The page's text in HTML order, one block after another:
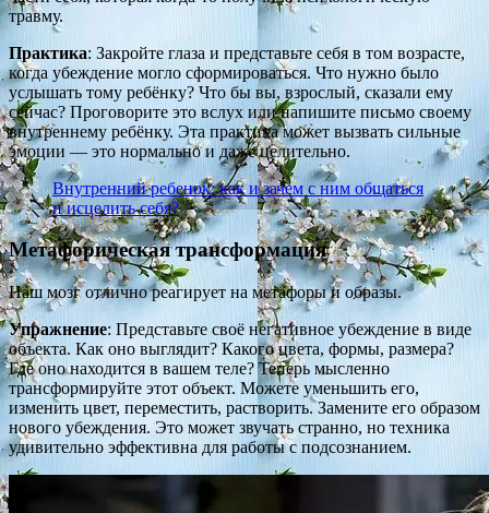
травму.
Практика: Закройте глаза и представьте себя в том возрасте,
когда убеждение могло сформироваться. Что нужно было
услышать тому ребёнку? Что бы вы, взрослый, сказали ему
сейчас? Проговорите это вслух или напишите письмо своему
внутреннему ребёнку. Эта практика может вызвать сильные
эмоции — это нормально и даже целительно.
Внутренний ребенок: как и зачем с ним общаться
и исцелить себя?
Метафорическая трансформация
Наш мозг отлично реагирует на метафоры и образы.
Упражнение: Представьте своё негативное убеждение в виде
объекта. Как оно выглядит? Какого цвета, формы, размера?
Где оно находится в вашем теле? Теперь мысленно
трансформируйте этот объект. Можете уменьшить его,
изменить цвет, переместить, растворить. Замените его образом
нового убеждения. Это может звучать странно, но техника
удивительно эффективна для работы с подсознанием.